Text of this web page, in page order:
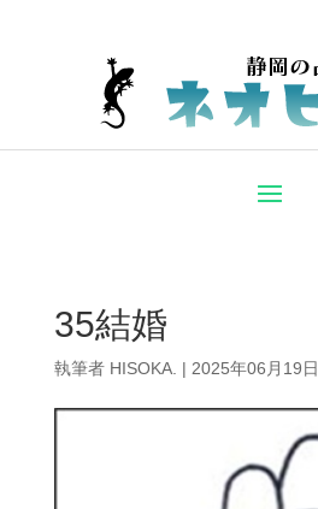
35結婚
執筆者 HISOKA. | 2025年06月19日